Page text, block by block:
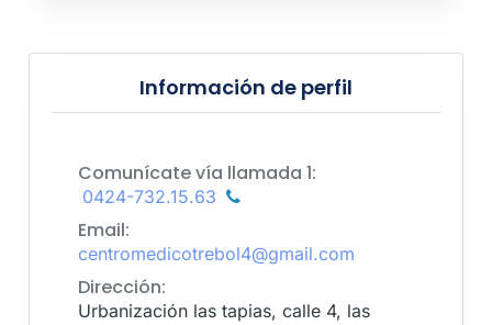
Información de perfil
Comunícate vía llamada 1:
0424-732.15.63
Email:
centromedicotrebol4@gmail.com
Dirección:
Urbanización las tapias, calle 4, las